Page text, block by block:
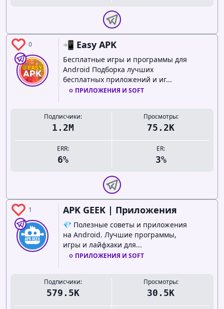
0 📲 Easy APK
Бесплатные игры и программы для
Android Подборка лучших
бесплатных приложений и иг...
ПРИЛОЖЕНИЯ И SOFT
Подписчики:
1.2M
ERR:
6%
Просмотры:
75.2K
ER:
3%
1 APK GEEK | Приложения
💎 Полезные советы и приложения
на Android. Лучшие программы,
игры и лайфхаки для...
ПРИЛОЖЕНИЯ И SOFT
Подписчики:
579.5K
Просмотры:
30.5K